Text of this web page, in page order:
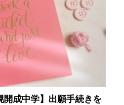
開成中学】出願手続きを